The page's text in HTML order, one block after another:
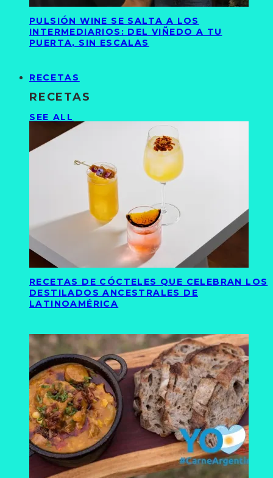
PULSIÓN WINE SE SALTA A LOS
INTERMEDIARIOS: DEL VIÑEDO A TU
PUERTA, SIN ESCALAS
RECETAS
RECETAS
SEE ALL
RECETAS DE CÓCTELES QUE CELEBRAN LOS
DESTILADOS ANCESTRALES DE
LATINOAMÉRICA